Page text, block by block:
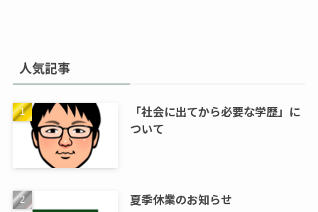
人気記事
「社会に出てから必要な学歴」に
ついて
夏季休業のお知らせ